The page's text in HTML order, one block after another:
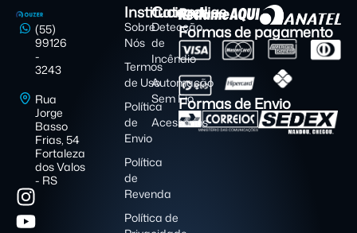
(55)
99126
-
3243
Rua
Jorge
Basso
Frias, 54
Fortaleza
dos Valos
- RS
Institucional
Sobre
Nós
Termos
de Uso
Política
de
Envio
Política
de
Revenda
Política de
Categorias
Detecção
de
Incêndio
Automação
Sem Fio
Acessórios
Formas de pagamento
Formas de Envio